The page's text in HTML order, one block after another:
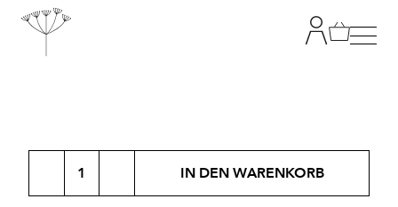
RESTAURANT STUCKI
Macadamia
IN DEN WARENKORB